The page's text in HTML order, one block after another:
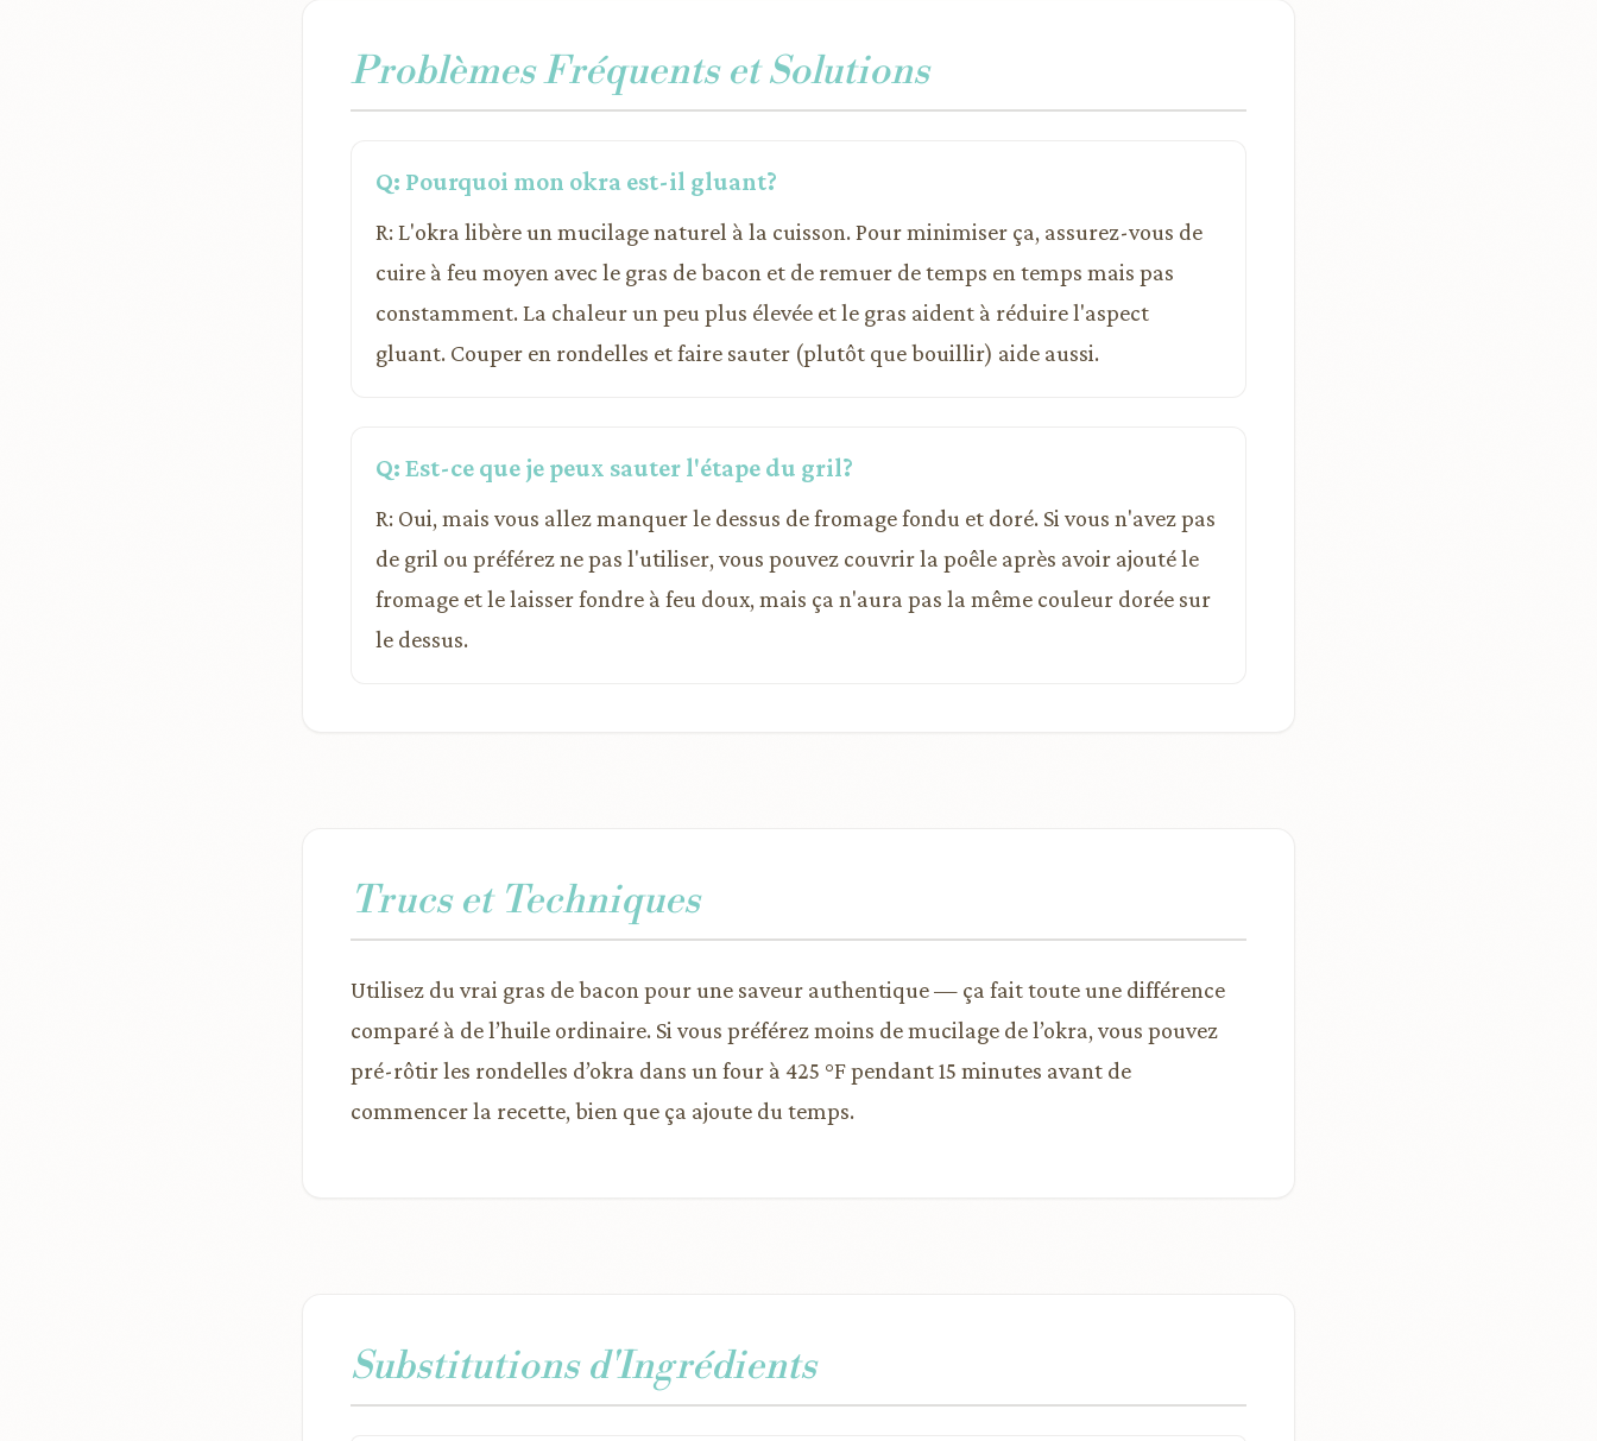
Problèmes Fréquents et Solutions
Q: Pourquoi mon okra est-il gluant?
R: L'okra libère un mucilage naturel à la cuisson. Pour minimiser ça, assurez-vous de
cuire à feu moyen avec le gras de bacon et de remuer de temps en temps mais pas
constamment. La chaleur un peu plus élevée et le gras aident à réduire l'aspect
gluant. Couper en rondelles et faire sauter (plutôt que bouillir) aide aussi.
Q: Est-ce que je peux sauter l'étape du gril?
R: Oui, mais vous allez manquer le dessus de fromage fondu et doré. Si vous n'avez pas
de gril ou préférez ne pas l'utiliser, vous pouvez couvrir la poêle après avoir ajouté le
fromage et le laisser fondre à feu doux, mais ça n'aura pas la même couleur dorée sur
le dessus.
Trucs et Techniques
Utilisez du vrai gras de bacon pour une saveur authentique — ça fait toute une différence
comparé à de l’huile ordinaire. Si vous préférez moins de mucilage de l’okra, vous pouvez
pré-rôtir les rondelles d’okra dans un four à 425 °F pendant 15 minutes avant de
commencer la recette, bien que ça ajoute du temps.
Substitutions d'Ingrédients